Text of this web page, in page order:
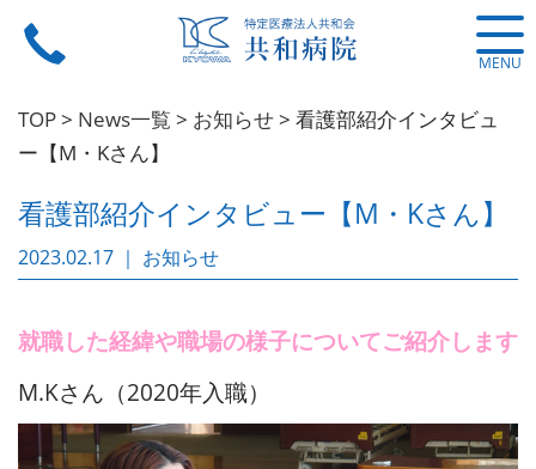
MENU
TOP> News一覧 > お知らせ> 看護部紹介インタビュ
ー【M・Kさん】
看護部紹介インタビュー【M・Kさん】
2023.02.17 ｜ お知らせ
就職した経緯や職場の様子についてご紹介します
M.Kさん（2020年入職）